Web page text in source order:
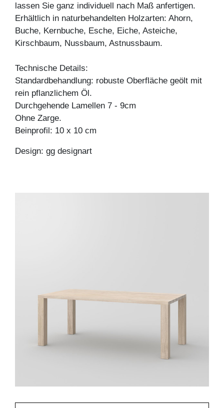
lassen Sie ganz individuell nach Maß anfertigen.
Erhältlich in naturbehandelten Holzarten: Ahorn,
Buche, Kernbuche, Esche, Eiche, Asteiche,
Kirschbaum, Nussbaum, Astnussbaum.
Technische Details:
Standardbehandlung: robuste Oberfläche geölt mit
rein pflanzlichem Öl.
Durchgehende Lamellen 7 - 9cm
Ohne Zarge.
Beinprofil: 10 x 10 cm
Design: gg designart